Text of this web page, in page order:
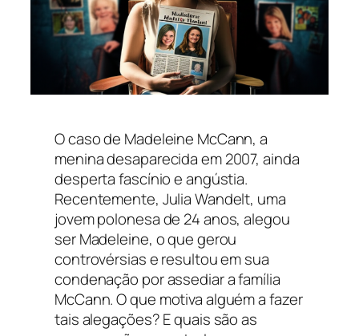
O caso de Madeleine McCann, a
menina desaparecida em 2007, ainda
desperta fascínio e angústia.
Recentemente, Julia Wandelt, uma
jovem polonesa de 24 anos, alegou
ser Madeleine, o que gerou
controvérsias e resultou em sua
condenação por assediar a família
McCann. O que motiva alguém a fazer
tais alegações? E quais são as